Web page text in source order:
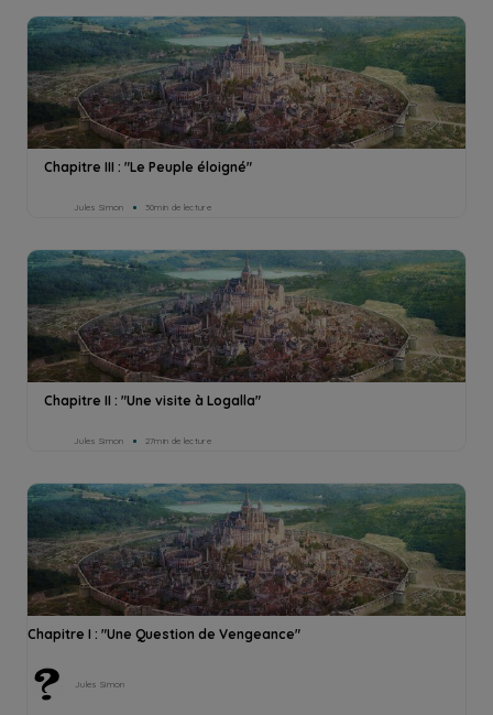
Chapitre III : "Le Peuple éloigné"
Jules Simon 30min de lecture
Chapitre II : "Une visite à Logalla"
Jules Simon 27min de lecture
Chapitre I : "Une Question de Vengeance"
Jules Simon